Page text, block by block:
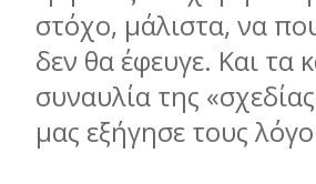
στόχο, µάλιστα, να
δεν θα έφευγε. Και τα
συναυλία της
µας εξήγησε τους